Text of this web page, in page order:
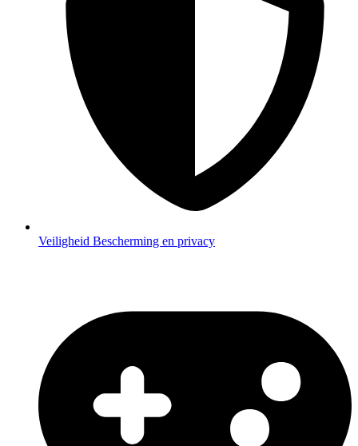
Veiligheid Bescherming en privacy